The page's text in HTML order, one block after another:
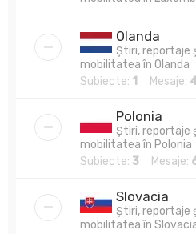
Olanda
Știri, reportaje
mobilitatea în Olanda
Subiecte: 1 Mesaje:
Polonia
Știri, reportaje
mobilitatea în Polonia
Subiecte: 3 Mesaje:
Slovacia
Știri, reportaje
mobilitatea în